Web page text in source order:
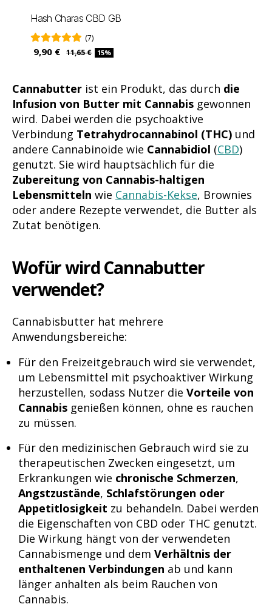
Hash Charas CBD GB
(7)
9,90 € 11,65 € 15%
Cannabutter ist ein Produkt, das durch die
Infusion von Butter mit Cannabis gewonnen
wird. Dabei werden die psychoaktive
Verbindung Tetrahydrocannabinol (THC) und
andere Cannabinoide wie Cannabidiol (CBD)
genutzt. Sie wird hauptsächlich für die
Zubereitung von Cannabis-haltigen
Lebensmitteln wie Cannabis-Kekse, Brownies
oder andere Rezepte verwendet, die Butter als
Zutat benötigen.
Wofür wird Cannabutter
verwendet?
Cannabisbutter hat mehrere
Anwendungsbereiche:
Für den Freizeitgebrauch wird sie verwendet,
um Lebensmittel mit psychoaktiver Wirkung
herzustellen, sodass Nutzer die Vorteile von
Cannabis genießen können, ohne es rauchen
zu müssen.
Für den medizinischen Gebrauch wird sie zu
therapeutischen Zwecken eingesetzt, um
Erkrankungen wie chronische Schmerzen,
Angstzustände, Schlafstörungen oder
Appetitlosigkeit zu behandeln. Dabei werden
die Eigenschaften von CBD oder THC genutzt.
Die Wirkung hängt von der verwendeten
Cannabismenge und dem Verhältnis der
enthaltenen Verbindungen ab und kann
länger anhalten als beim Rauchen von
Cannabis.